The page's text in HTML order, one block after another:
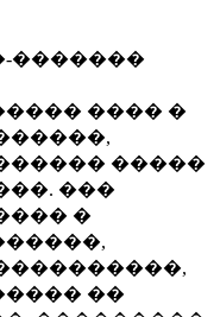
�������
���� �
�����
���
�
��